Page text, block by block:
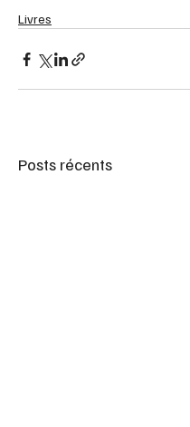
Livres
Posts récents